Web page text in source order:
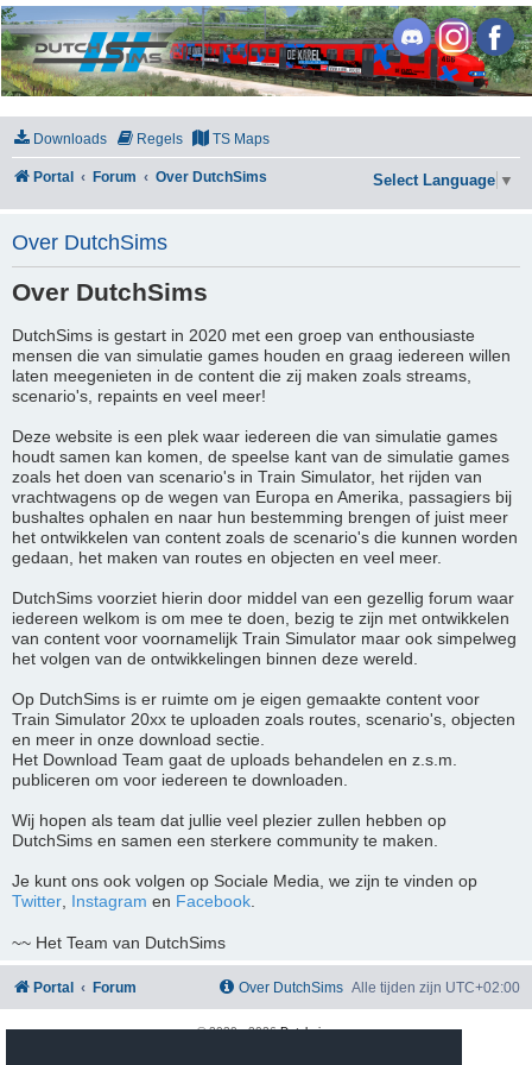
DutchSims
Downloads Regels TS Maps
Portal Forum Over DutchSims Select Language ▼
Over DutchSims
Over DutchSims
DutchSims is gestart in 2020 met een groep van enthousiaste
mensen die van simulatie games houden en graag iedereen willen
laten meegenieten in de content die zij maken zoals streams,
scenario's, repaints en veel meer!
Deze website is een plek waar iedereen die van simulatie games
houdt samen kan komen, de speelse kant van de simulatie games
zoals het doen van scenario's in Train Simulator, het rijden van
vrachtwagens op de wegen van Europa en Amerika, passagiers bij
bushaltes ophalen en naar hun bestemming brengen of juist meer
het ontwikkelen van content zoals de scenario's die kunnen worden
gedaan, het maken van routes en objecten en veel meer.
DutchSims voorziet hierin door middel van een gezellig forum waar
iedereen welkom is om mee te doen, bezig te zijn met ontwikkelen
van content voor voornamelijk Train Simulator maar ook simpelweg
het volgen van de ontwikkelingen binnen deze wereld.
Op DutchSims is er ruimte om je eigen gemaakte content voor
Train Simulator 20xx te uploaden zoals routes, scenario's, objecten
en meer in onze download sectie.
Het Download Team gaat de uploads behandelen en z.s.m.
publiceren om voor iedereen te downloaden.
Wij hopen als team dat jullie veel plezier zullen hebben op
DutchSims en samen een sterkere community te maken.
Je kunt ons ook volgen op Sociale Media, we zijn te vinden op
Twitter
Instagram en Facebook
~~ Het Team van DutchSims
Portal Forum Alle tijden zijn UTC+02:00
Over DutchSims
© 2020 -2026Dutchsims